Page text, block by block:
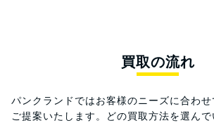
買取の流れ
パンクランドではお客様のニーズに合わ
ご提案いたします。
どの買取方法を選ん